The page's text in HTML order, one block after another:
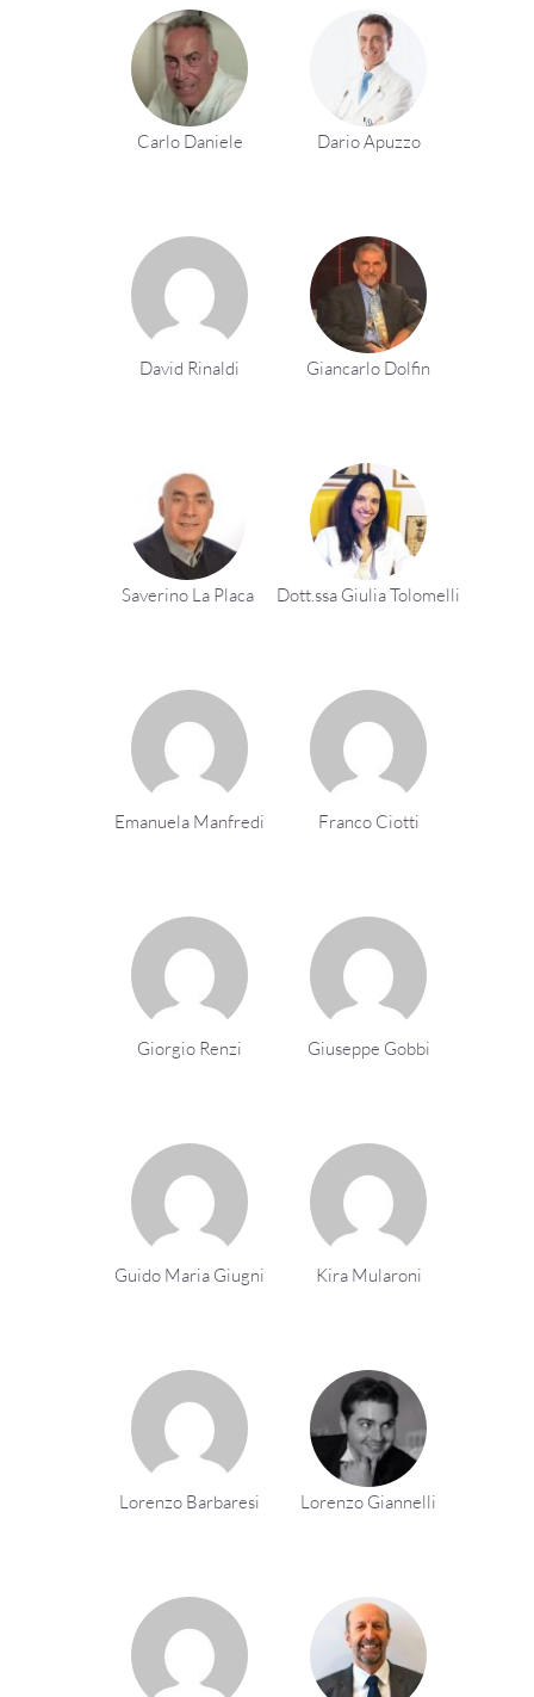
Carlo Daniele Dario Apuzzo
David Rinaldi Giancarlo Dolfin
Saverino La Placa Dott.ssa Giulia Tolomelli
Emanuela Manfredi Franco Ciotti
Giorgio Renzi Giuseppe Gobbi
Guido Maria Giugni Kira Mularoni
Lorenzo Barbaresi Lorenzo Giannelli